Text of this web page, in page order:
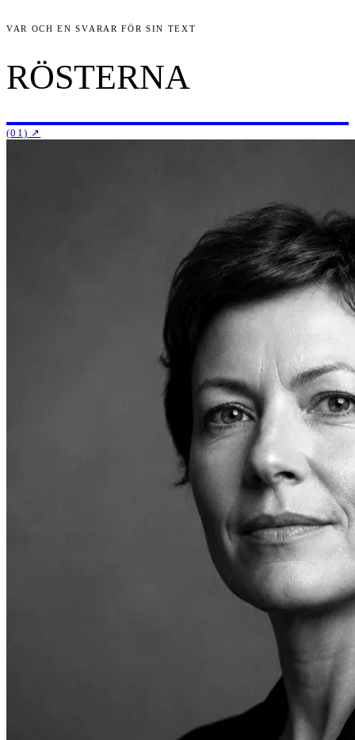
VAR OCH EN SVARAR FÖR SIN TEXT
RÖSTERNA
(01) ↗